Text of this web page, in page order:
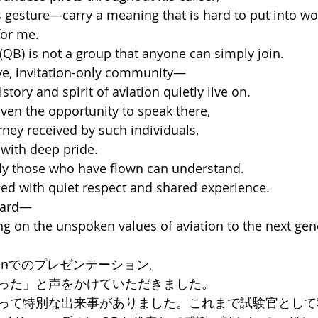
a meaning that is hard to put into
me.
is not a group that anyone can simply join.
invitation-only community—
and spirit of aviation quietly live on.
the opportunity to speak there,
received by such individuals,
deep pride.
those who have flown can understand.
with quiet respect and shared experience.
on the unspoken values of aviation to the next
のプレゼンテーション。
た」と声をかけていただきました。
て特別な出来事がありました。これまで試験官とし